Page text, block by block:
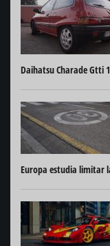
Daihatsu Charade Gtti
Europa estudia limitar